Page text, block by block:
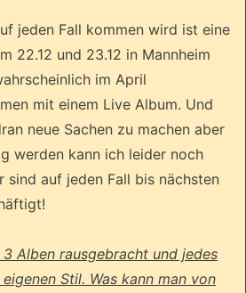
jeden Fall kommen wird ist eine
22.12 und 23.12 in Mannheim
im April
mit einem Live Album. Und
neue Sachen zu machen aber
werden kann ich leider noch
sind auf jeden Fall bis nächsten
Alben rausgebracht und jedes
Stil. Was kann man von